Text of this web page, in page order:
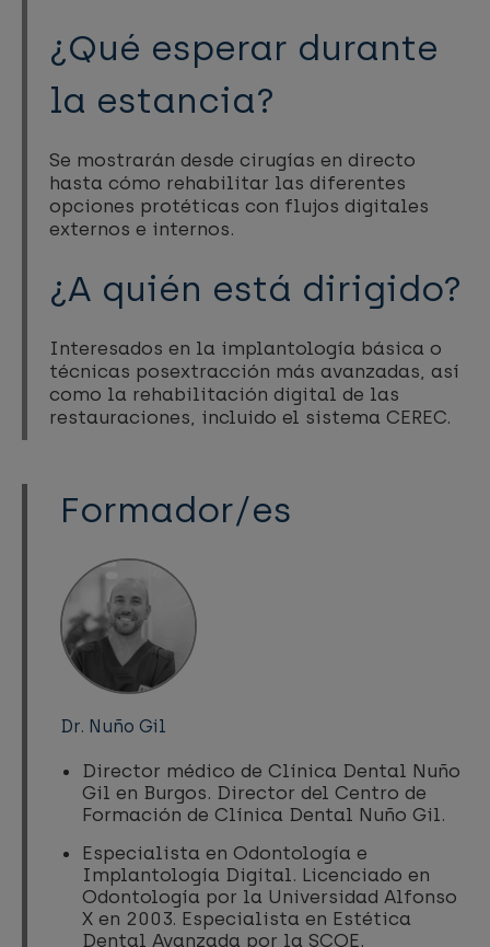
¿Qué esperar durante
la estancia?
Se mostrarán desde cirugías en directo
hasta cómo rehabilitar las diferentes
opciones protéticas con flujos digitales
externos e internos.
¿A quién está dirigido?
Interesados en la implantología básica o
técnicas posextracción más avanzadas, así
como la rehabilitación digital de las
restauraciones, incluido el sistema CEREC.
Formador/es
Dr. Nuño Gil
Director médico de Clínica Dental Nuño
Gil en Burgos. Director del Centro de
Formación de Clínica Dental Nuño Gil.
Especialista en Odontología e
Implantología Digital. Licenciado en
Odontología por la Universidad Alfonso
X en 2003. Especialista en Estética
Dental Avanzada por la SCOE.